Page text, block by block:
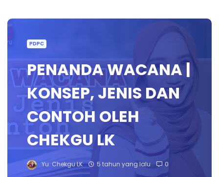
PDPC
PENANDA WACANA |
KONSEP, JENIS DAN
CONTOH OLEH
CHEKGU LK
Yu. Chekgu LK 5 tahun yang lalu 0